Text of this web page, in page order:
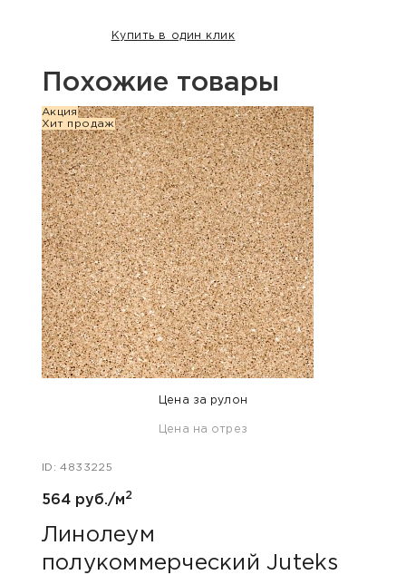
Купить в один клик
Похожие товары
Акция
Хит продаж
Цена за рулон
Цена на отрез
ID: 4833225
564 руб./м2
Линолеум
полукоммерческий Juteks